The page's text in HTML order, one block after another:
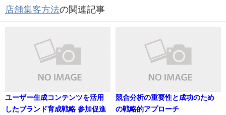
店舗集客方法の関連記事
ユーザー生成コンテンツを活用
したブランド育成戦略 参加促進
競合分析の重要性と成功のため
の戦略的アプローチ